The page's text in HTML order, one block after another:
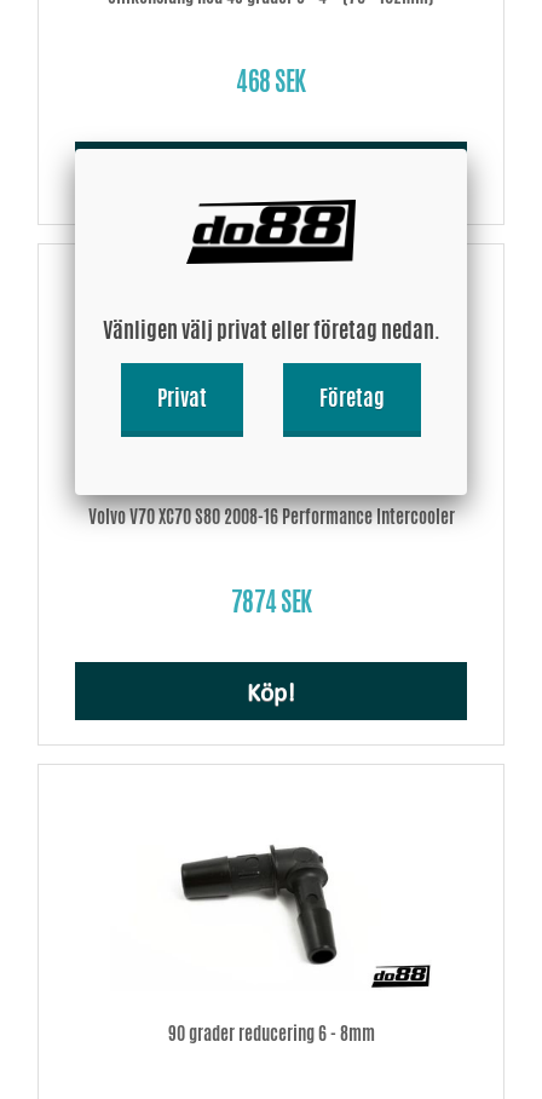
468 SEK
Volvo V70 XC70 S80 2008-16 Performance Intercooler
7874 SEK
Köp!
90 grader reducering 6 - 8mm
Vänligen välj privat eller företag nedan.
Privat Företag